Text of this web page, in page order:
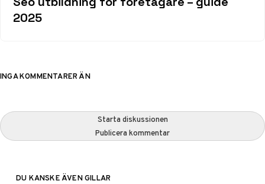
2025
INGA KOMMENTARER ÄN
Starta diskussionen
Publicera kommentar
DU KANSKE ÄVEN GILLAR